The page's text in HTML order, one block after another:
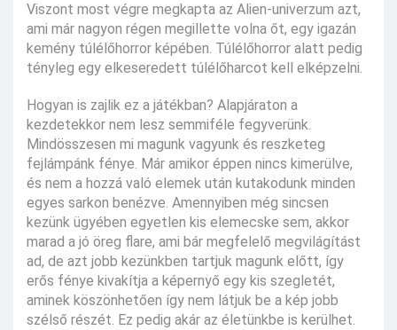
Viszont most végre megkapta az Alien-univerzum azt,
ami már nagyon régen megillette volna őt, egy igazán
kemény túlélőhorror képében. Túlélőhorror alatt pedig
tényleg egy elkeseredett túlélőharcot kell elképzelni.
Hogyan is zajlik ez a játékban? Alapjáraton a
kezdetekkor nem lesz semmiféle fegyverünk.
Mindösszesen mi magunk vagyunk és reszketeg
fejlámpánk fénye. Már amikor éppen nincs kimerülve,
és nem a hozzá való elemek után kutakodunk minden
egyes sarkon benézve. Amennyiben még sincsen
kezünk ügyében egyetlen kis elemecske sem, akkor
marad a jó öreg flare, ami bár megfelelő megvilágítást
ad, de azt jobb kezünkben tartjuk magunk előtt, így
erős fénye kivakítja a képernyő egy kis szegletét,
aminek köszönhetően így nem látjuk be a kép jobb
szélső részét. Ez pedig akár az életünkbe is kerülhet.